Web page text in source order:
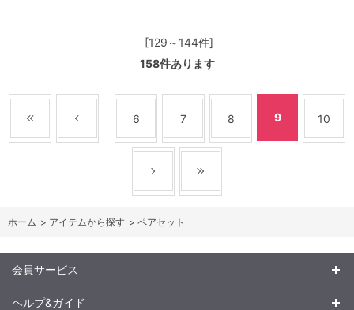
[129～144件]
158件あります
6 7 8 9 10
ホーム > アイテムから探す > ペアセット
会員サービス
ヘルプ&ガイド